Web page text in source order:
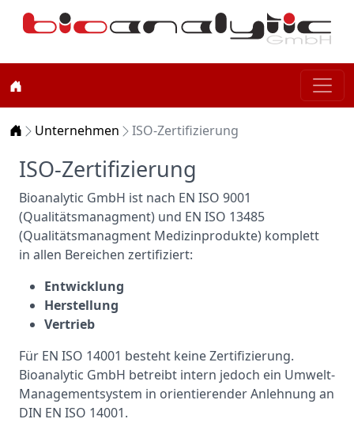
Home
Unternehmen ISO-Zertifizierung
ISO-Zertifizierung
Bioanalytic GmbH ist nach EN ISO 9001
(Qualitätsmanagment) und EN ISO 13485
(Qualitätsmanagment Medizinprodukte) komplett
in allen Bereichen zertifiziert:
Entwicklung
Herstellung
Vertrieb
Für EN ISO 14001 besteht keine Zertifizierung.
Bioanalytic GmbH betreibt intern jedoch ein Umwelt-
Managementsystem in orientierender Anlehnung an
DIN EN ISO 14001.